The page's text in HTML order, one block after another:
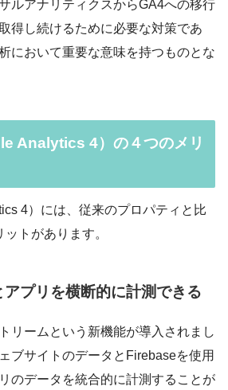
ルアナリティクスからGA4への移行
得し続けるために必要な対策であ
において重要な意味を持つものとな
Analytics 4）の４つのメリ
4）には、従来のプロパティと比
トがあります。
プリを横断的に計測できる
リームという新機能が導入されまし
ブサイトのデータとFirebaseを使用
のデータを統合的に計測することが